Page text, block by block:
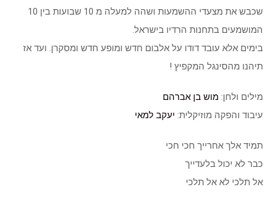
שכבש את מצעדי ההשמעות ושהה למעלה מ 10 שבועות בין 10
המושמעים בתחנות הרדיו בישראל.
בימים אלא עובד דודו על אלבום חדש ומופע חדש ומסקרן. ועד אז
תיהנו מהסינגל המקפיץ !
מילים ולחן: מוש בן אברהם
עיבוד והפקה מוזיקלית: יעקב למאי
תמיד אלך אחרייך חכי חכי
כבר לא יכול בלעדייך
אל תלכי לא אל תלכי